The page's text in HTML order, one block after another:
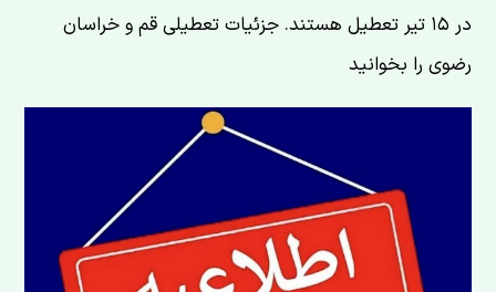
در ۱۵ تیر تعطیل هستند. جزئیات تعطیلی قم و خراسان
رضوی را بخوانید